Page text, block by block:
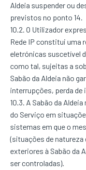
Aldeia suspender ou
previstos no ponto 14.
10.2. O Utilizador
Rede IP constitui uma
eletrónicas suscetível
como tal, sujeitas a
Sabão da Aldeia não
interrupções, perda
10.3. A Sabão da
do Serviço em
sistemas em que o
(situações de
exteriores à Sabão da
ser controladas).